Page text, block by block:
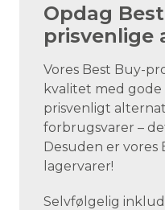
Opdag
prisvenlige
Vores Best Buy-
kvalitet med gode
prisvenligt
forbrugsvarer –
Desuden er
lagervarer!
Selvfølgelig